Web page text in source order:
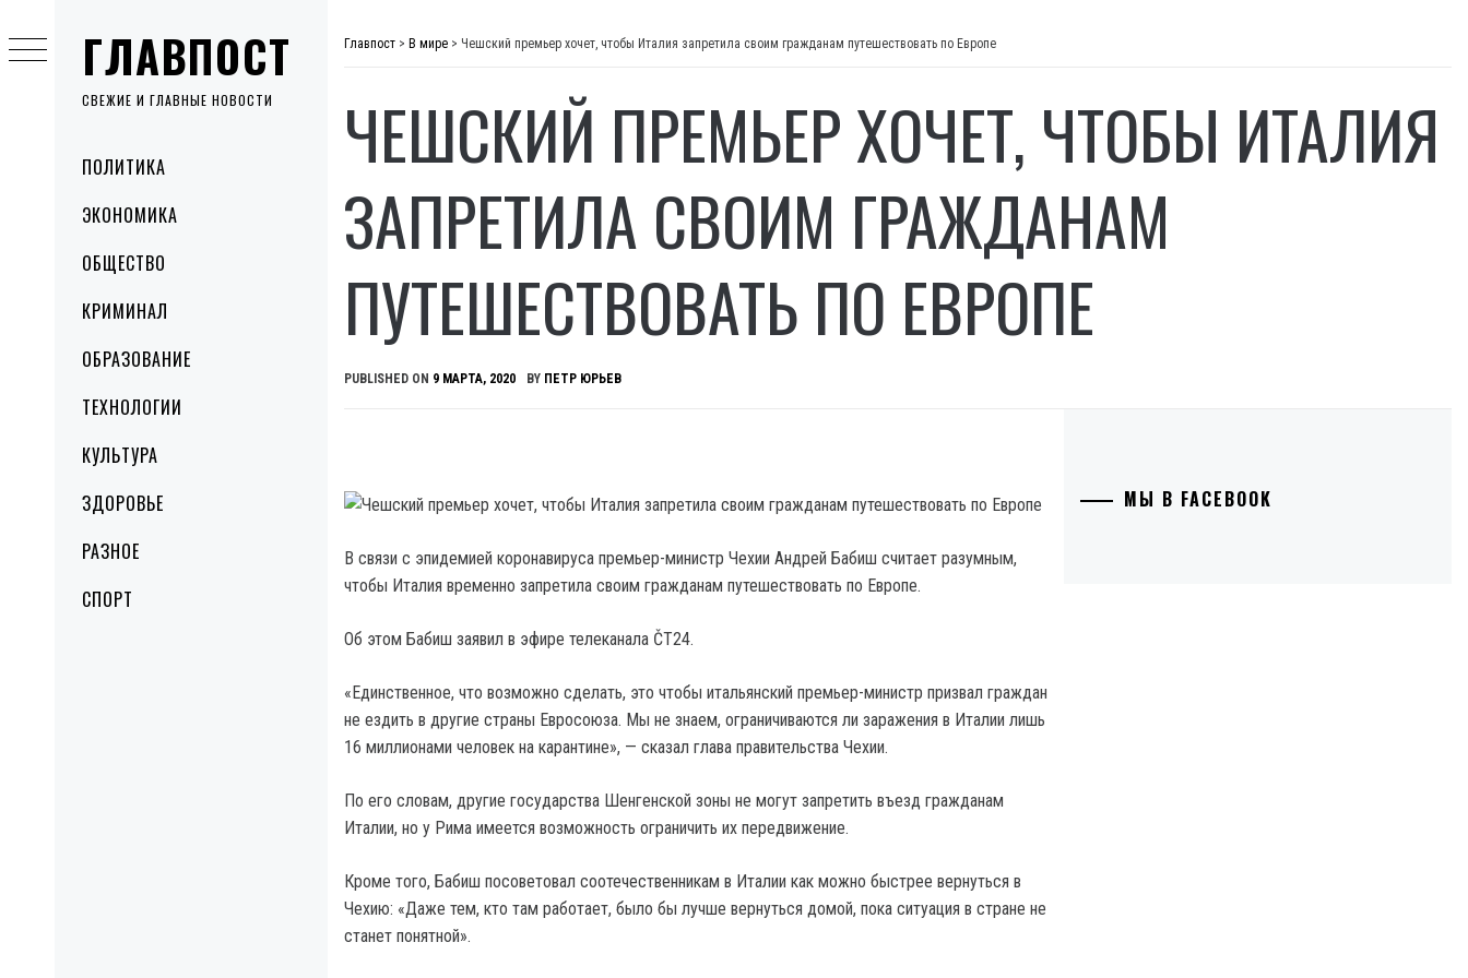
ГЛАВПОСТ
СВЕЖИЕ И ГЛАВНЫЕ НОВОСТИ
MenuПОЛИТИКА
ЭКОНОМИКА
ОБЩЕСТВО
КРИМИНАЛ
ОБРАЗОВАНИЕ
ТЕХНОЛОГИИ
КУЛЬТУРА
ЗДОРОВЬЕ
РАЗНОЕ
СПОРТ
to
content
Главпост > В мире > Чешский премьер хочет, чтобы Италия запретила своим гражданам путешествовать по Европе
ЧЕШСКИЙ ПРЕМЬЕР ХОЧЕТ, ЧТОБЫ ИТАЛИЯ
ЗАПРЕТИЛА СВОИМ ГРАЖДАНАМ
ПУТЕШЕСТВОВАТЬ ПО ЕВРОПЕ
PUBLISHED ON 9 МАРТА, 2020 BY ПЕТР ЮРЬЕВ
В связи с эпидемией коронавируса премьер-министр Чехии Андрей Бабиш считает разумным,
чтобы Италия временно запретила своим гражданам путешествовать по Европе.
Об этом Бабиш заявил в эфире телеканала ČT24.
«Единственное, что возможно сделать, это чтобы итальянский премьер-министр призвал граждан
не ездить в другие страны Евросоюза. Мы не знаем, ограничиваются ли заражения в Италии лишь
16 миллионами человек на карантине», — сказал глава правительства Чехии.
По его словам, другие государства Шенгенской зоны не могут запретить въезд гражданам
Италии, но у Рима имеется возможность ограничить их передвижение.
Кроме того, Бабиш посоветовал соотечественникам в Италии как можно быстрее вернуться в
Чехию: «Даже тем, кто там работает, было бы лучше вернуться домой, пока ситуация в стране не
станет понятной».
МЫ В FACEBOOK